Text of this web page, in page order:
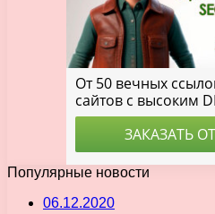
Популярные новости
06.12.2020